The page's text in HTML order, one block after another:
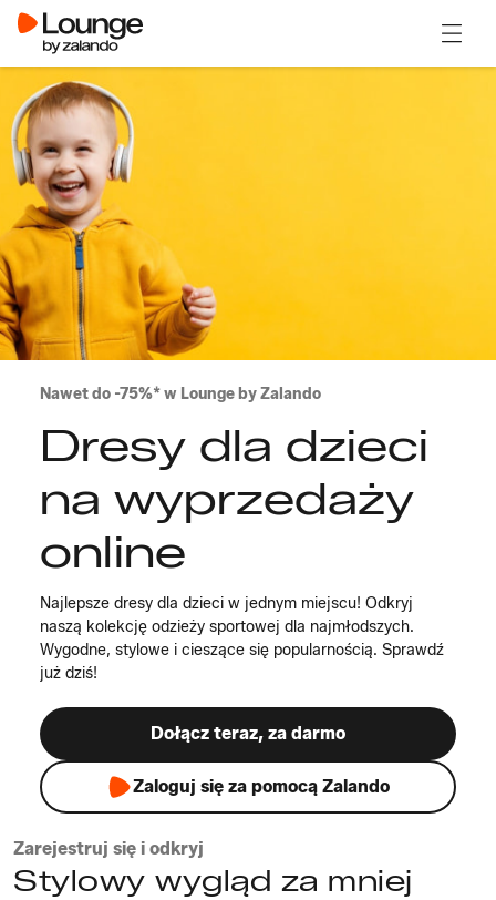
Nawet do -75%* w Lounge by Zalando
Dresy dla dzieci
na wyprzedaży
online
Najlepsze dresy dla dzieci w jednym miejscu! Odkryj
naszą kolekcję odzieży sportowej dla najmłodszych.
Wygodne, stylowe i cieszące się popularnością. Sprawdź
już dziś!
Dołącz teraz, za darmo
Zaloguj się za pomocą Zalando
Zarejestruj się i odkryj
Stylowy wygląd za mniej